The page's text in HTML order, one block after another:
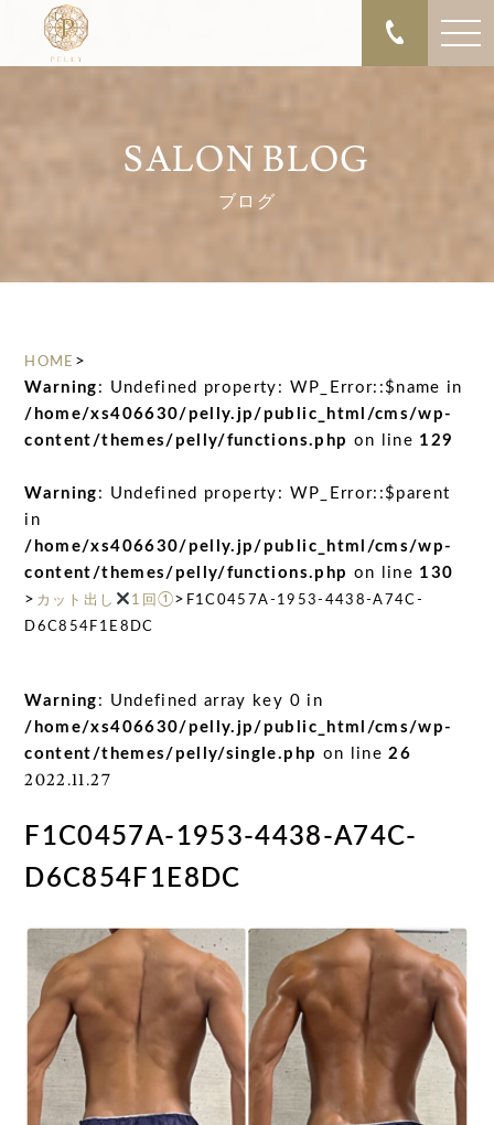
SALON BLOG
ブログ
HOME >
Warning : Undefined property: WP_Error::$name in
/home/xs406630/pelly.jp/public_html/cms/wp-
content/themes/pelly/functions.php on line 129
Warning : Undefined property: WP_Error::$parent
in
/home/xs406630/pelly.jp/public_html/cms/wp-
content/themes/pelly/functions.php on line 130
> カット出し 1回①> F1C0457A-1953-4438-A74C-
D6C854F1E8DC
Warning : Undefined array key 0 in
/home/xs406630/pelly.jp/public_html/cms/wp-
content/themes/pelly/single.php on line26
2022.11.27
F1C0457A-1953-4438-A74C-
D6C854F1E8DC